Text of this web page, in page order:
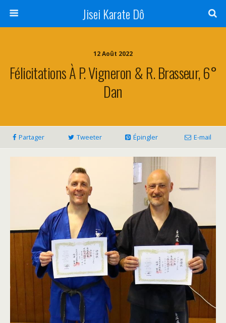
Jisei Karate Dô
12 Août 2022
Félicitations À P. Vigneron & R. Brasseur, 6°
Dan
Partager Tweeter Épingler E-mail